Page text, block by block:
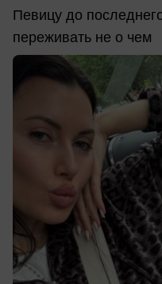
Певицу до
переживать не о чем